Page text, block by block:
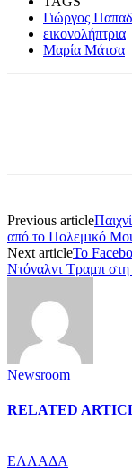
Γιώργος
εικονολήπτρια
Μαρία Μάτσα
Previous article
από το Πολεμικό
Next articleΤο
Ντόναλντ Τραμπ
Newsroom
RELATED
ΕΛΛΑΔΑ